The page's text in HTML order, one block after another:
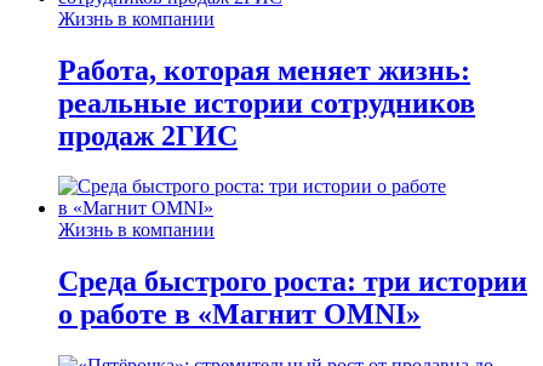
Жизнь в компании
Работа, которая меняет жизнь:
реальные истории сотрудников
продаж 2ГИС
Жизнь в компании
Среда быстрого роста: три истории
о работе в «Магнит OMNI»